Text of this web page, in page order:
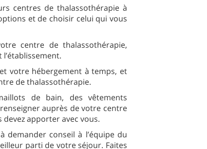
centres de thalassothérapie à
et de choisir celui qui vous
centre de thalassothérapie,
votre hébergement à temps, et
de thalassothérapie.
de bain, des vêtements
auprès de votre centre
apporter avec vous.
demander conseil à l’équipe du
parti de votre séjour. Faites